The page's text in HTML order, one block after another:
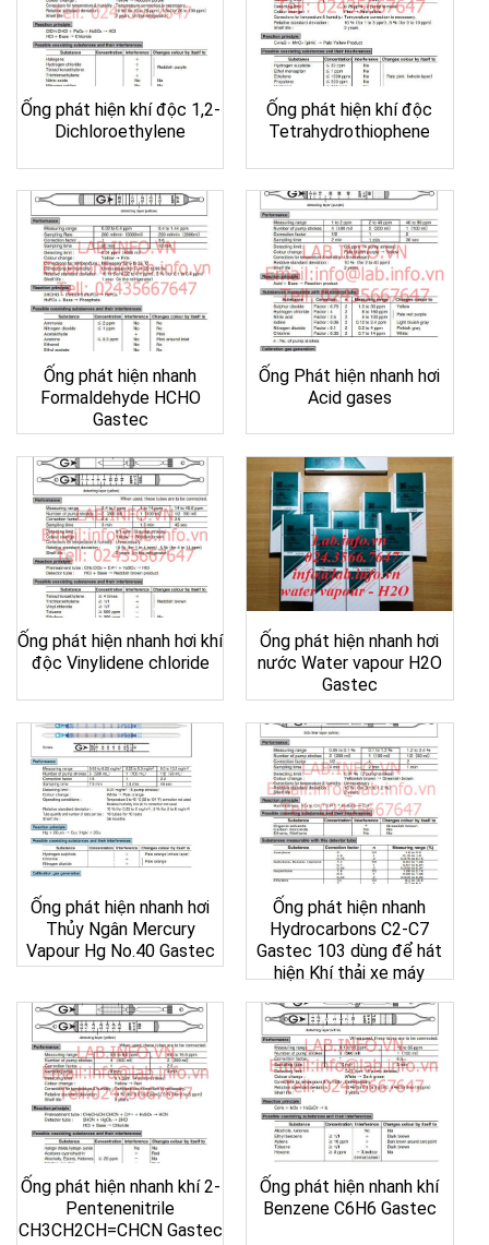
Ống phát hiện khí độc 1,2-
Dichloroethylene
Ống phát hiện khí độc
Tetrahydrothiophene
Ống phát hiện nhanh
Formaldehyde HCHO
Gastec
Ống Phát hiện nhanh hơi
Acid gases
Ống phát hiện nhanh hơi khí
độc Vinylidene chloride
Ống phát hiện nhanh hơi
nước Water vapour H2O
Gastec
Ống phát hiện nhanh hơi
Thủy Ngân Mercury
Vapour Hg No.40 Gastec
Ống phát hiện nhanh
Hydrocarbons C2-C7
Gastec 103 dùng để hát
hiện Khí thải xe máy
Ống phát hiện nhanh khí 2-
Pentenenitrile
CH3CH2CH=CHCN Gastec
Ống phát hiện nhanh khí
Benzene C6H6 Gastec